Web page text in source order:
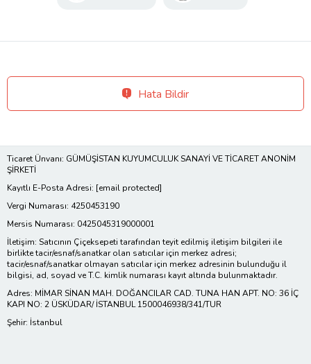
Hata Bildir
Ticaret Ünvanı: GÜMÜŞİSTAN KUYUMCULUK SANAYİ VE TİCARET ANONİM
ŞİRKETİ
Kayıtlı E-Posta Adresi: [email protected]
Vergi Numarası: 4250453190
Mersis Numarası: 0425045319000001
İletişim: Satıcının Çiçeksepeti tarafından teyit edilmiş iletişim bilgileri ile
birlikte tacir/esnaf/sanatkar olan satıcılar için merkez adresi;
tacir/esnaf/sanatkar olmayan satıcılar için merkez adresinin bulunduğu il
bilgisi, ad, soyad ve T.C. kimlik numarası kayıt altında bulunmaktadır.
Adres: MİMAR SİNAN MAH. DOĞANCILAR CAD. TUNA HAN APT. NO: 36 İÇ
KAPI NO: 2 ÜSKÜDAR/ İSTANBUL 1500046938/341/TUR
Şehir: İstanbul